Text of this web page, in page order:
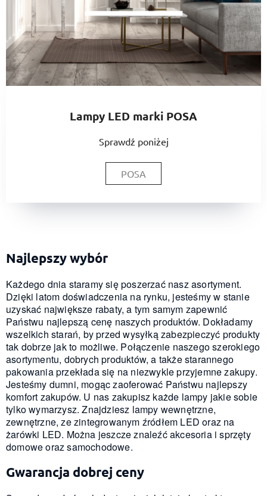
Lampy LED marki POSA
Sprawdź poniżej
POSA
Najlepszy wybór
Każdego dnia staramy się poszerzać nasz asortyment.
Dzięki latom doświadczenia na rynku, jesteśmy w stanie
uzyskać największe rabaty, a tym samym zapewnić
Państwu najlepszą cenę naszych produktów. Dokładamy
wszelkich starań, by przed wysyłką zabezpieczyć produkty
tak dobrze jak to możliwe. Połączenie naszego szerokiego
asortymentu, dobrych produktów, a także starannego
pakowania przekłada się na niezwykle przyjemne zakupy.
Jesteśmy dumni, mogąc zaoferować Państwu najlepszy
komfort zakupów. U nas zakupisz każde lampy jakie sobie
tylko wymarzysz. Znajdziesz lampy wewnętrzne,
zewnętrzne, ze zintegrowanym źródłem LED oraz na
żarówki LED. Można jeszcze znaleźć akcesoria i sprzęty
domowe oraz samochodowe.
Gwarancja dobrej ceny